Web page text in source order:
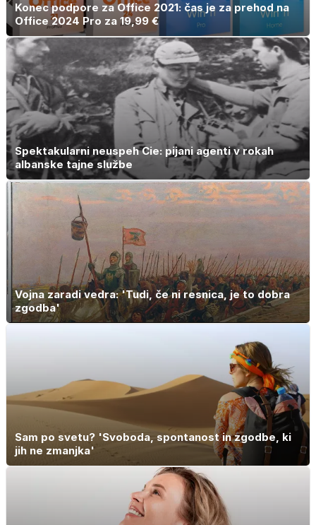
Konec podpore za Office 2021: čas je za prehod na
Office 2024 Pro za 19,99 €
Spektakularni neuspeh Cie: pijani agenti v rokah
albanske tajne službe
Vojna zaradi vedra: 'Tudi, če ni resnica, je to dobra
zgodba'
Sam po svetu? 'Svoboda, spontanost in zgodbe, ki
jih ne zmanjka'